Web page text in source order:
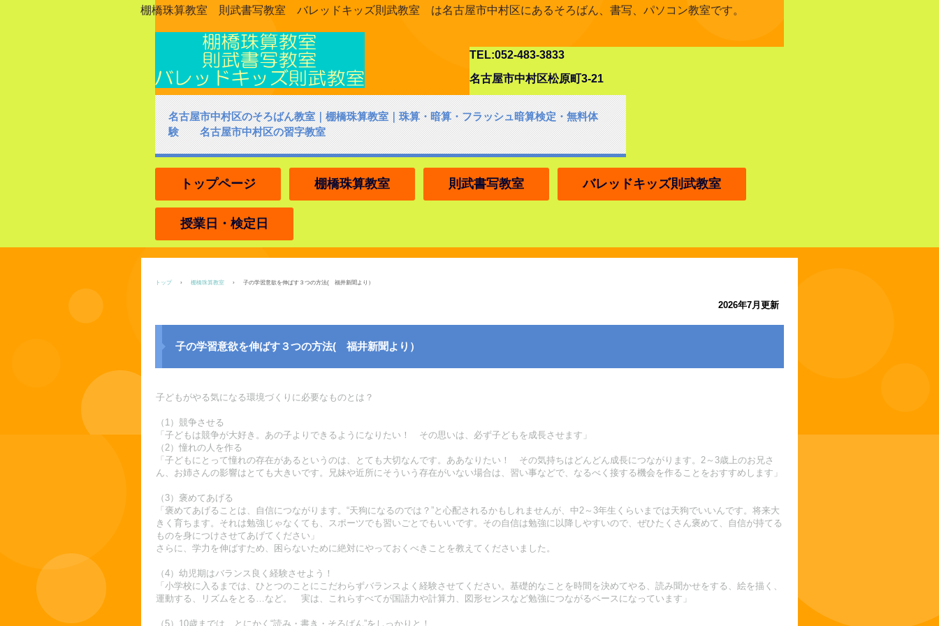
棚橋珠算教室 則武書写教室 バレッドキッズ則武教室 は名古屋市中村区にあるそろばん、書写、パソコン教室です。
TEL:052-483-3833
名古屋市中村区松原町3-21
名古屋市中村区のそろばん教室｜棚橋珠算教室｜珠算・暗算・フラッシュ暗算検定・無料体
験 名古屋市中村区の習字教室
トップページ 棚橋珠算教室 則武書写教室 バレッドキッズ則武教室
授業日・検定日
トップ › 棚橋珠算教室 › 子の学習意欲を伸ばす３つの方法( 福井新聞より）
2026年7月更新
子の学習意欲を伸ばす３つの方法( 福井新聞より）
子どもがやる気になる環境づくりに必要なものとは？
（1）競争させる
「子どもは競争が大好き。あの子よりできるようになりたい！ その思いは、必ず子どもを成長させます」
（2）憧れの人を作る
「子どもにとって憧れの存在があるというのは、とても大切なんです。ああなりたい！ その気持ちはどんどん成長につながります。2～3歳上のお兄さ
ん、お姉さんの影響はとても大きいです。兄妹や近所にそういう存在がいない場合は、習い事などで、なるべく接する機会を作ることをおすすめします」
（3）褒めてあげる
「褒めてあげることは、自信につながります。“天狗になるのでは？”と心配されるかもしれませんが、中2～3年生くらいまでは天狗でいいんです。将来大
きく育ちます。それは勉強じゃなくても、スポーツでも習いごとでもいいです。その自信は勉強に以降しやすいので、ぜひたくさん褒めて、自信が持てる
ものを身につけさせてあげてください」
さらに、学力を伸ばすため、困らないために絶対にやっておくべきことを教えてくださいました。
（4）幼児期はバランス良く経験させよう！
「小学校に入るまでは、ひとつのことにこだわらずバランスよく経験させてください。基礎的なことを時間を決めてやる、読み聞かせをする、絵を描く、
運動する、リズムをとる…など。 実は、これらすべてが国語力や計算力、図形センスなど勉強につながるベースになっています」
（5）10歳までは、とにかく“読み・書き・そろばん”をしっかりと！